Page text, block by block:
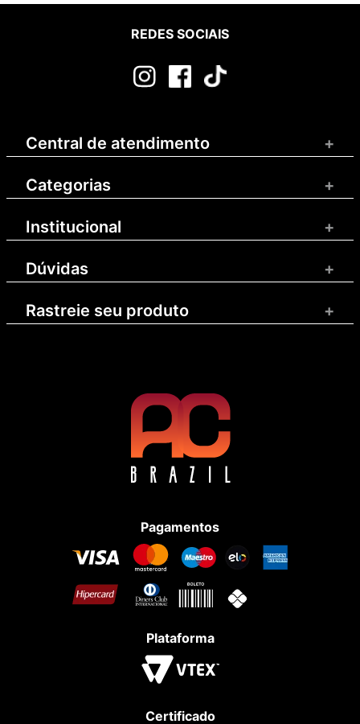
REDES SOCIAIS
Central de atendimento +
Categorias +
Institucional +
Dúvidas +
Rastreie seu produto +
Pagamentos
Plataforma
Certificado